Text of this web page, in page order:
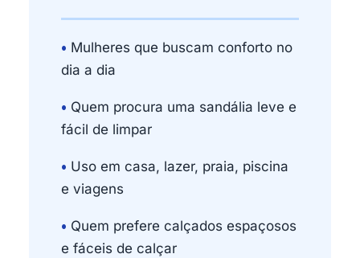
• Mulheres que buscam conforto no
dia a dia
• Quem procura uma sandália leve e
fácil de limpar
• Uso em casa, lazer, praia, piscina
e viagens
• Quem prefere calçados espaçosos
e fáceis de calçar